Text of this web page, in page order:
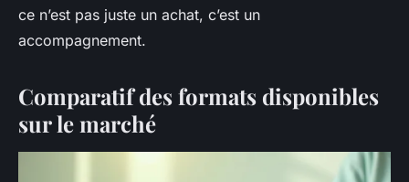
ce n’est pas juste un achat, c’est un
accompagnement.
Comparatif des formats disponibles
sur le marché